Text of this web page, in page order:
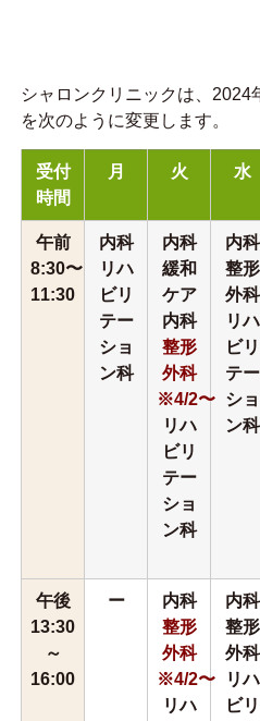
シャロンクリニックは、2024
を次のように変更します。
受付
時間
月 火 水
午前
8:30〜
11:30
内科
リハ
ビリ
テー
ショ
ン科
内科
緩和
ケア
内科
整形
外科
※4/2〜
リハ
ビリ
テー
ショ
ン科
内科
整形
外科
リハ
ビリ
テー
ショ
ン科
午後
13:30
～
16:00
ー
内科
整形
外科
※4/2〜
リハ
内科
整形
外科
リハ
ビリ